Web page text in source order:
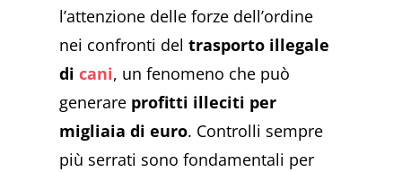
l’attenzione delle forze dell’ordine
nei confronti deltrasporto illegale
dicani, un fenomeno che può
generare profitti illeciti per
migliaia di euro. Controlli sempre
più serrati sono fondamentali per